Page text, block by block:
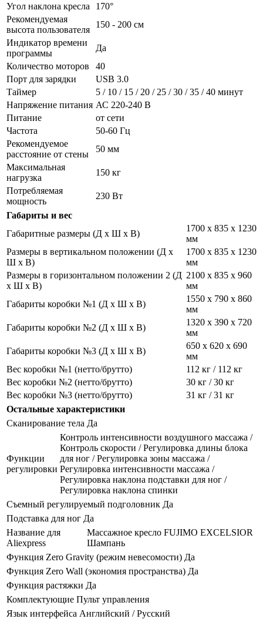
Угол наклона кресла
170°
Рекомендуемая
высота пользователя
150 - 200 см
Индикатор времени
программы
Да
Количество моторов
40
Порт для зарядки
USB 3.0
Таймер
5 / 10 / 15 / 20 / 25 / 30 / 35 / 40 минут
Напряжение питания АС 220-240 В
Питание
от сети
Частота
50-60 Гц
Рекомендуемое
расстояние от стены
50 мм
Максимальная
нагрузка
150 кг
Потребляемая
мощность
230 Вт
Габариты и вес
Габаритные размеры (Д х Ш х В)
1700 x 835 x 1230
мм
Размеры в вертикальном положении (Д х
Ш х В)
1700 x 835 x 1230
мм
Размеры в горизонтальном положении 2 (Д
х Ш х В)
2100 x 835 x 960
мм
Габариты коробки №1 (Д х Ш х В)
1550 x 790 x 860
мм
Габариты коробки №2 (Д х Ш х В)
1320 x 390 x 720
мм
Габариты коробки №3 (Д х Ш х В)
650 x 620 x 690
мм
Вес коробки №1 (нетто/брутто)
112 кг / 112 кг
Вес коробки №2 (нетто/брутто)
30 кг / 30 кг
Вес коробки №3 (нетто/брутто)
31 кг / 31 кг
Остальные характеристики
Сканирование тела Да
Функции
регулировки
Контроль интенсивности воздушного массажа /
Контроль скорости / Регулировка длины блока
для ног / Регулировка зоны массажа /
Регулировка интенсивности массажа /
Регулировка наклона подставки для ног /
Регулировка наклона спинки
Съемный регулируемый подголовник Да
Подставка для ног Да
Название для
Aliexpress
Массажное кресло FUJIMO EXCELSIOR
Шампань
Функция Zero Gravity (режим невесомости) Да
Функция Zero Wall (экономия пространства) Да
Функция растяжки Да
Комплектующие Пульт управления
Язык интерфейса Английский / Русский